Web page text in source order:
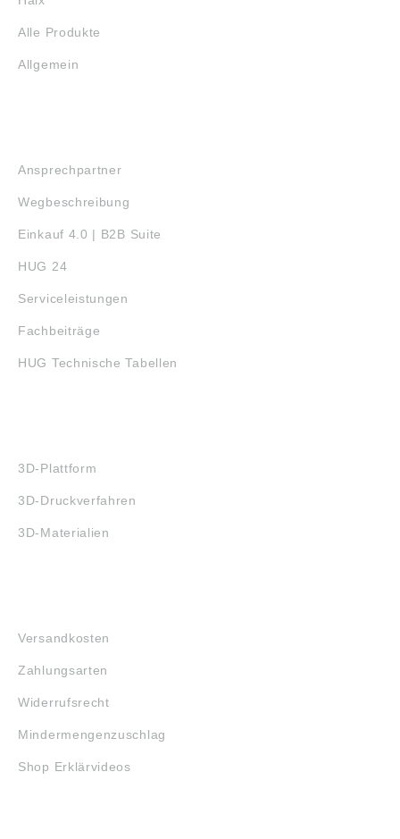
ähnlich, Irrtum
Angaben gemäß
office@nke.at
Alle Produkte
Allgemein
Ansprechpartner
Wegbeschreibung
Einkauf 4.0 | B2B Suite
HUG 24
Serviceleistungen
Fachbeiträge
HUG Technische Tabellen
3D-Plattform
3D-Druckverfahren
3D-Materialien
Versandkosten
Zahlungsarten
Widerrufsrecht
Mindermengenzuschlag
Shop Erklärvideos